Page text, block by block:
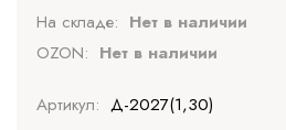
На складе: Нет в наличии
OZON: Нет в наличии
Артикул: Д-2027(1,30)